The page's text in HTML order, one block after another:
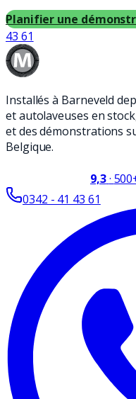
Planifier une
43 61
Installés à Barneveld
et autolaveuses en
et des démonstrations
Belgique.
9,3·
0342 - 41 43 61